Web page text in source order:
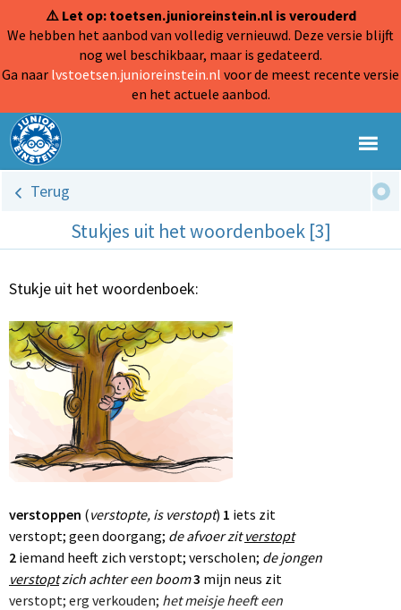
⚠️ Let op: toetsen.junioreinstein.nl is verouderd
We hebben het aanbod van volledig vernieuwd. Deze versie blijft
nog wel beschikbaar, maar is gedateerd.
Ga naar lvstoetsen.junioreinstein.nl voor de meest recente versie
en het actuele aanbod.
Terug
Stukjes uit het woordenboek [3]
Stukje uit het woordenboek:
verstoppen (verstopte, is verstopt) 1 iets zit
verstopt; geen doorgang; de afvoer zitverstopt
2 iemand heeft zich verstopt; verscholen; de jongen
verstoptzich achter een boom3 mijn neus zit
verstopt; erg verkouden; het meisje heeft een